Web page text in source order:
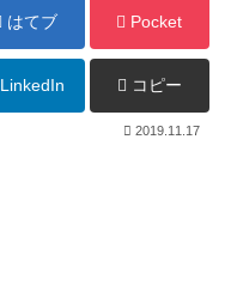
はてブ Pocket
LinkedIn コピー
2019.11.17